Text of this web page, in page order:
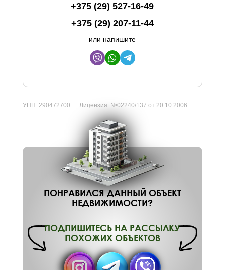
+375 (29) 527-16-49
+375 (29) 207-11-44
или напишите
УНП: 290472700 Лицензия: №02240/137 от 20.10.2006
ПОНРАВИЛСЯ ДАННЫЙ ОБЪЕКТ
НЕДВИЖИМОСТИ?
ПОДПИШИТЕСЬ НА РАССЫЛКУ
ПОХОЖИХ ОБЪЕКТОВ